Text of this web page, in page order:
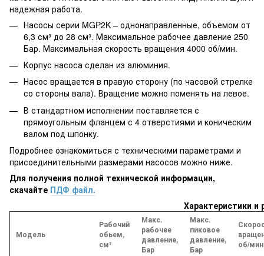
надежная работа.
Насосы серии MGP2K – однонаправленные, объемом от
6,3 см³ до 28 см³. Максимальное рабочее давление 250
Бар. Максимальная скорость вращения 4000 об/мин.
Корпус насоса сделан из алюминия.
Насос вращается в правую сторону (по часовой стрелке
со стороны вала). Вращение можно поменять на левое.
В стандартном исполнении поставляется с
прямоугольным фланцем с 4 отверстиями и коническим
валом под шпонку.
Подробнее ознакомиться с техническими параметрами и
присоединительными размерами насосов можно ниже.
Для получения полной технической информации,
скачайте ПДФ файл.
Характеристики и
Модель
Рабочий
обьем,
см³
Макс.
рабочее
давление,
Бар
Макс.
пиковое
давление,
Бар
об/мин